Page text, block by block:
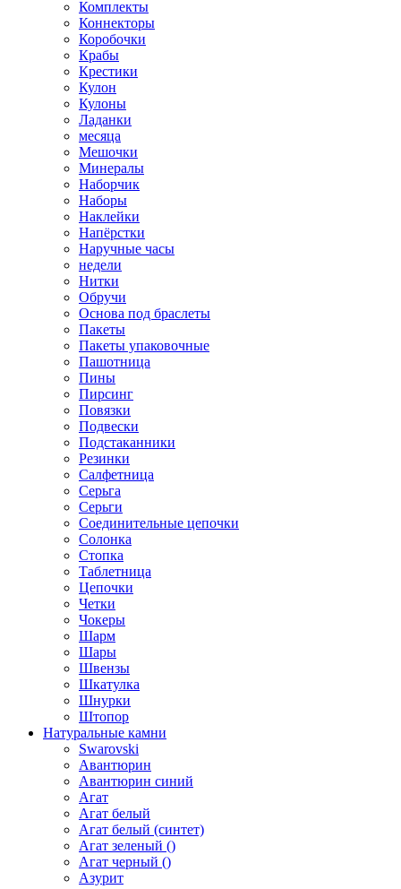
Комплекты
Коннекторы
Коробочки
Крабы
Крестики
Кулон
Кулоны
Ладанки
месяца
Мешочки
Минералы
Наборчик
Наборы
Наклейки
Напёрстки
Наручные часы
недели
Нитки
Обручи
Основа под браслеты
Пакеты
Пакеты упаковочные
Пашотница
Пины
Пирсинг
Повязки
Подвески
Подстаканники
Резинки
Салфетница
Серьга
Серьги
Соединительные цепочки
Солонка
Стопка
Таблетница
Цепочки
Четки
Чокеры
Шарм
Шары
Швензы
Шкатулка
Шнурки
Штопор
Натуральные камни
Swarovski
Авантюрин
Авантюрин синий
Агат
Агат белый
Агат белый (синтет)
Агат зеленый ()
Агат черный ()
Азурит